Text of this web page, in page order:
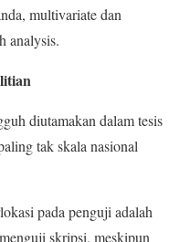
multivariate dan
analysis.
diutamakan dalam tesis
tak skala nasional
pada penguji adalah
skripsi, meskipun